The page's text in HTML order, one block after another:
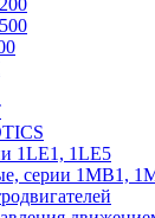
1LE1, 1LE5
серии 1MB1,